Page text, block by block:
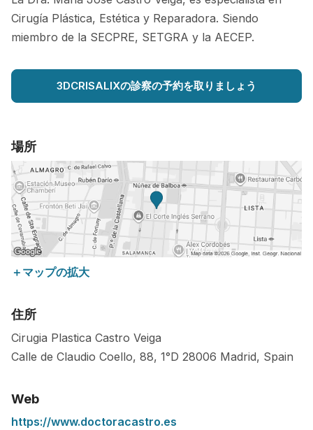
Cirugía Plástica, Estética y Reparadora. Siendo
miembro de la SECPRE, SETGRA y la AECEP.
3DCRISALIXの診察の予約を取りましょう
場所
＋マップの拡大
住所
Cirugia Plastica Castro Veiga
Calle de Claudio Coello, 88, 1°D 28006 Madrid, Spain
Web
https://www.doctoracastro.es